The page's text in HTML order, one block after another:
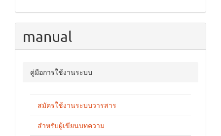
manual
คู่มือการใช้งานระบบ
สมัครใช้งานระบบวารสาร
สำหรับผู้เขียนบทความ